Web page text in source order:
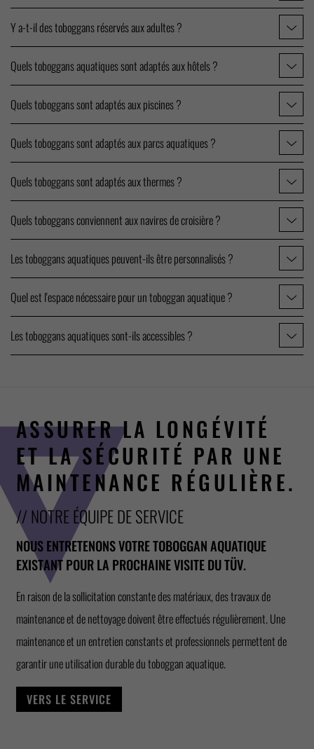
Y a-t-il des toboggans réservés aux adultes ?
Quels toboggans aquatiques sont adaptés aux hôtels ?
Quels toboggans sont adaptés aux piscines ?
Quels toboggans sont adaptés aux parcs aquatiques ?
Quels toboggans sont adaptés aux thermes ?
Quels toboggans conviennent aux navires de croisière ?
Les toboggans aquatiques peuvent-ils être personnalisés ?
Quel est l'espace nécessaire pour un toboggan aquatique ?
Les toboggans aquatiques sont-ils accessibles ?
ASSURER LA LONGÉVITÉ
ET LA SÉCURITÉ PAR UNE
MAINTENANCE RÉGULIÈRE.
// NOTRE ÉQUIPE DE SERVICE
NOUS ENTRETENONS VOTRE TOBOGGAN AQUATIQUE
EXISTANT POUR LA PROCHAINE VISITE DU TÜV.
En raison de la sollicitation constante des matériaux, des travaux de
maintenance et de nettoyage doivent être effectués régulièrement. Une
maintenance et un entretien constants et professionnels permettent de
garantir une utilisation durable du toboggan aquatique.
VERS LE SERVICE